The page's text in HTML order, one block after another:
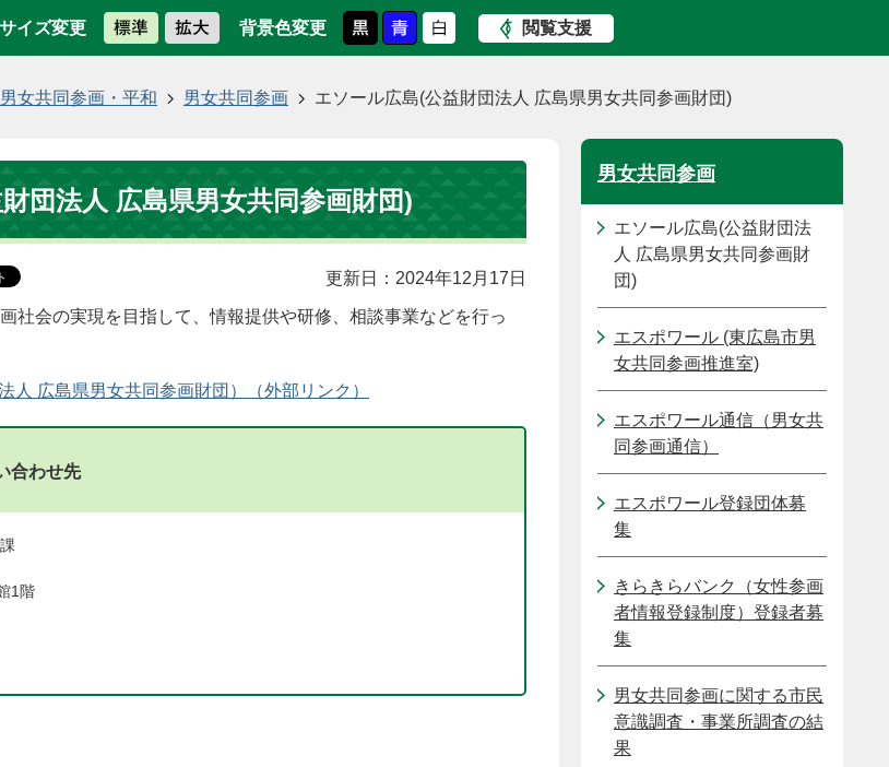
イズ変更 背景色変更 閲覧支援
女共同参画・平和 男女共同参画 エソール広島(公益財団法人 広島県男女共同参画財団)
団法人 広島県男女共同参画財団)
更新日：2024年12月17日
社会の実現を目指して、情報提供や研修、相談事業などを行っ
人 広島県男女共同参画財団）
合わせ先
1階
男女共同参画
エソール広島(公益財団法
人 広島県男女共同参画財
団)
エスポワール (東広島市男
女共同参画推進室)
エスポワール通信（男女共
同参画通信）
エスポワール登録団体募
集
きらきらバンク（女性参画
者情報登録制度）登録者募
集
男女共同参画に関する市民
意識調査・事業所調査の結
果